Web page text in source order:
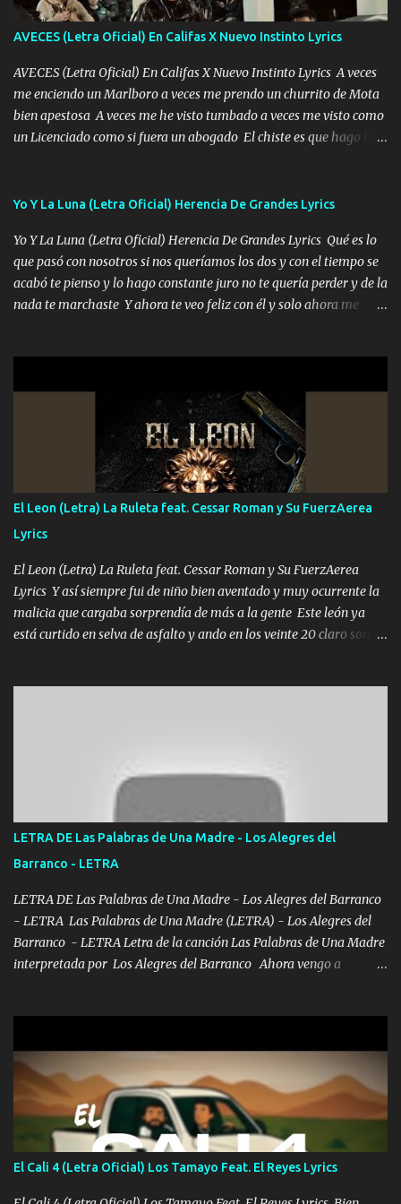
Peñasco Me fajó una Glock al cinto y de Louis Vuitton son mis
zapatos mi es...
AVECES (Letra Oficial) En Califas X Nuevo Instinto Lyrics
AVECES (Letra Oficial) En Califas X Nuevo Instinto Lyrics A veces
me enciendo un Marlboro a veces me prendo un churrito de Mota
bien apestosa A veces me he visto tumbado a veces me visto como
un Licenciado como si fuera un abogado El chiste es que hago lo
importa no saben nada falsas las risas las que me miran hay gente
A veces me pongo un sombrero a veces me ven la cachucha de lado
con la mirada siempre en alto A veces me fajó una super o a veces
me fajó una Glock siempre armado todas las generaciones yo
traigo El chiste es que hago lo que quiero pues así soy me mandó
Yo Y La Luna (Letra Oficial) Herencia De Grandes Lyrics
Yo Y La Luna (Letra Oficial) Herencia De Grandes Lyrics Qué es lo
que pasó con nosotros si nos queríamos los dos y con el tiempo se
acabó te pienso y lo hago constante juro no te quería perder y de la
nada te marchaste Y ahora te veo feliz con él y solo ahora me
pero eso ya no va a pasar me perderé en la soledad Porque me
mirabas bonito si yo no fui el final feliz el final fue triste pa mí Y
duele no tenerte aquí sabiendo que moría por ti yo y la luna
cantamos y por ti nos embriagamos Quién sabe qué será de mí si
contigo fui muy feliz a lo mejor no lloró pero muy en el fondo te
adoro
El Leon (Letra) La Ruleta feat. Cessar Roman y Su FuerzAerea
Lyrics
El Leon (Letra) La Ruleta feat. Cessar Roman y Su FuerzAerea
Lyrics Y así siempre fui de niño bien aventado y muy ocurrente la
malicia que cargaba sorprendía de más a la gente Este león ya
está curtido en selva de asfalto y ando en los veinte 20 claro son
Ya pasé varias hazañas ya tienen rato que me agarran el colmillo
de este León los estatales no sé esperaron Al tiro esta la PrimiZa
también la nueve que cargo al lado doy la mano al que su amigo y
al traicionero damos pa abajo Y No me paran aquí hay pa más
pues hay charola les voy a dar hasta topar pues no hay de otra...
LETRA DE Las Palabras de Una Madre - Los Alegres del
Barranco - LETRA
LETRA DE Las Palabras de Una Madre - Los Alegres del Barranco
- LETRA Las Palabras de Una Madre (LETRA) - Los Alegres del
Barranco - LETRA Letra de la canción Las Palabras de Una Madre
interpretada por Los Alegres del Barranco Ahora vengo a
quiso, él tiempo sigue pasando y nunca te olvidaremos, aquí
seguiré esperando hasta volvernos a vernos El recuerdo que yo
tengo de mi mente no se va, en mi corazón me llevo lo mismo que
tu papá, a veces me pongo triste porque no puedo mirarte, mas se
que tu me escuchas porque tu eres mi gran ángel, El desespero me
llega para reunirme contigo, tu iluminas mi sendero por siempre
serás mi niño, del amor que yo te tengo es co...
El Cali 4 (Letra Oficial) Los Tamayo Feat. El Reyes Lyrics